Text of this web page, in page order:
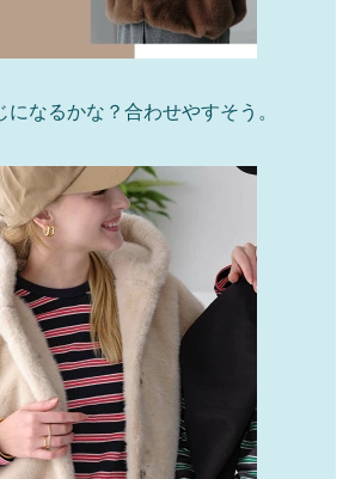
になるかな？合わせやすそう。